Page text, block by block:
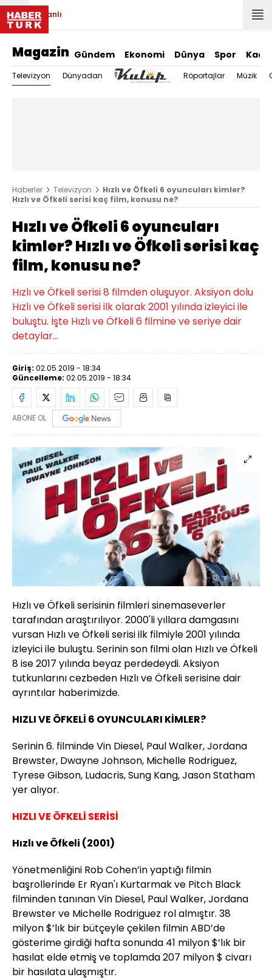
Canlı
Magazin Gündem Ekonomi Dünya Spor
Televizyon Dünyadan Röportajlar Müzik
Haberler Televizyon
Hızlı ve Öfkeli 6 oyuncuları kimler?
Hızlı ve Öfkeli serisi kaç film, konusu ne?
Hızlı ve Öfkeli 6 oyuncuları
kimler? Hızlı ve Öfkeli serisi kaç
film, konusu ne?
Hızlı ve Öfkeli serisi 8 filmden oluşuyor. Aksiyon dolu
Hızlı ve Öfkeli serisi ilk olarak 2001 yılında izleyici ile
buluştu. İşte Hızlı ve Öfkeli 6 filmine ve seriye dair
detaylar...
Giriş: 02.05.2019 - 18:34
Güncelleme: 02.05.2019 - 18:34
ABONE OL
Hızlı ve Öfkeli serisinin filmleri sinemaseverler
tarafından araştırılıyor. 2000'li yıllara damgasını
vursan Hızlı ve Öfkeli serisi ilk filmiyle 2001 yılında
izleyici ile buluştu. Serinin son filmi olan Hızlı ve Öfkeli
8 ise 2017 yılında beyaz perdedeydi. Aksiyon
tutkunlarını cezbeden Hızlı ve Öfkeli serisine dair
ayrıntılar haberimizde.
HIZLI VE ÖFKELİ 6 OYUNCULARI KİMLER?
Serinin 6. filminde Vin Diesel, Paul Walker, Jordana
Brewster, Dwayne Johnson, Michelle Rodriguez,
Tyrese Gibson, Ludacris, Sung Kang, Jason Statham
yer alıyor.
HIZLI VE ÖFKELİ SERİSİ
Hızlı ve Öfkeli (2001)
Yönetmenliğini Rob Cohen’in yaptığı filmin
başrollerinde Er Ryan'ı Kurtarmak ve Pitch Black
filminden tanınan Vin Diesel, Paul Walker, Jordana
Brewster ve Michelle Rodriguez rol almıştır. 38
milyon $’lık bir bütçeyle çekilen filmin ABD’de
gösterime girdiği hafta sonunda 41 milyon $’lık bir
hasılat elde etmiş ve toplamda 207 milyon $ civarı
bir hasılata ulaşmıştır.